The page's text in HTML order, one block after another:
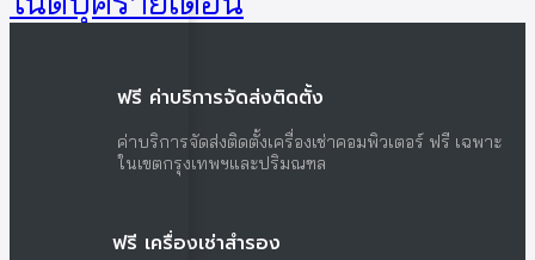
ฟรี ค่าบริการจัดส่งติดตั้ง
ค่าบริการจัดส่งติดตั้งเครื่องเช่าคอมพิวเตอร์ ฟรี เฉพาะ
ในเขตกรุงเทพฯและปริมณฑล
ฟรี เครื่องเช่าสำรอง